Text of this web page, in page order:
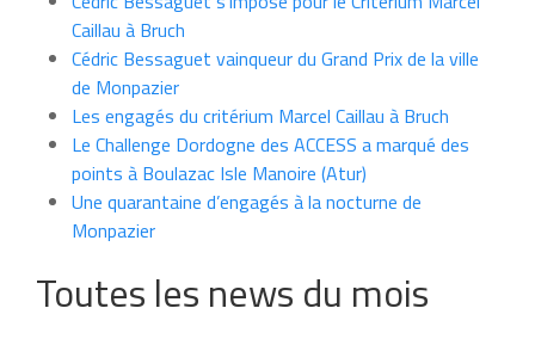
Caillau à Bruch
Cédric Bessaguet vainqueur du Grand Prix de la ville
de Monpazier
Les engagés du critérium Marcel Caillau à Bruch
Le Challenge Dordogne des ACCESS a marqué des
points à Boulazac Isle Manoire (Atur)
Une quarantaine d’engagés à la nocturne de
Monpazier
Toutes les news du mois